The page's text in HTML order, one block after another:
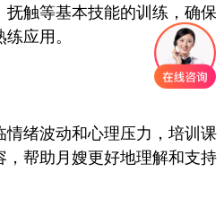
触等基本技能的训练，确保
应用。
绪波动和心理压力，培训课
，帮助月嫂更好地理解和支持